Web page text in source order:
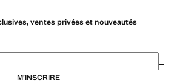
ventes privées et nouveautés
M’INSCRIRE